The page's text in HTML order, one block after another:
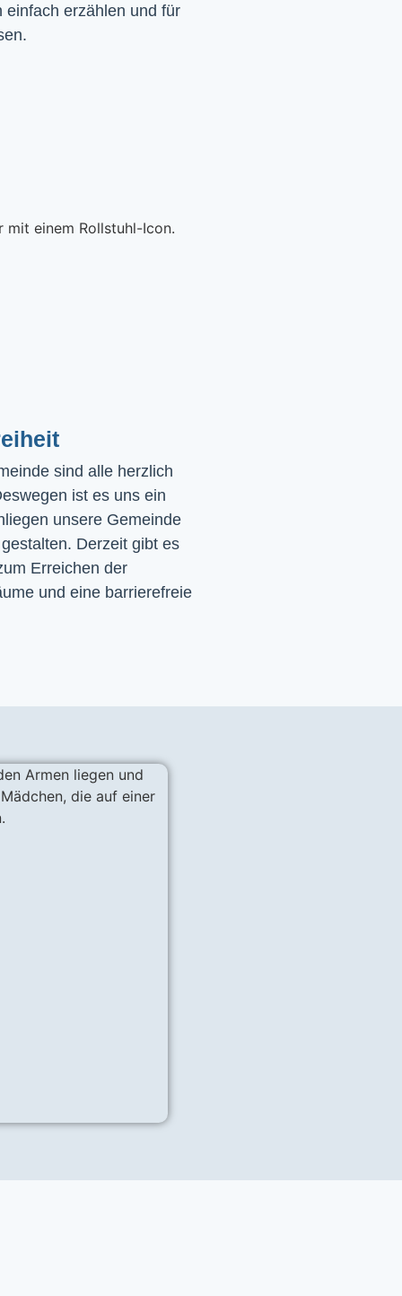
einfach erzählen und für
sind alle herzlich
ist es uns ein
unsere Gemeinde
Derzeit gibt es
Erreichen der
und eine barrierefreie